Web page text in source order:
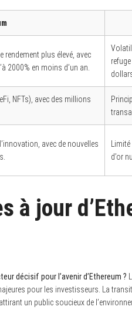
plus élevé, avec
2000% en moins d’un an.
NFTs), avec des millions
avec de nouvelles
d’or
à jour
décisif pour l’avenir d’Ethereum ?
pour les investisseurs. La
un public soucieux de